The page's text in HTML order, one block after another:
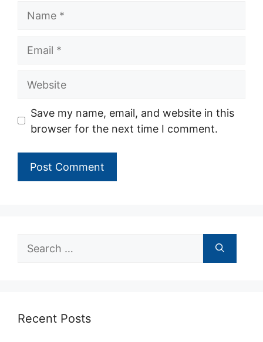
Website
Save my name, email, and website in this
browser for the next time I comment.
Search
for:
Recent Posts